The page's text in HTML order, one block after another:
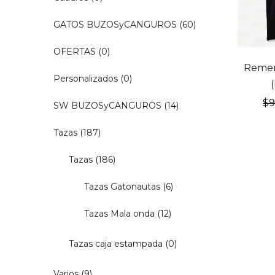
20%
$
GATOS BUZOSyCANGUROS (60)
OFERTAS (0)
Personalizados (0)
SW BUZOSyCANGUROS (14)
Tazas (187)
Tazas (186)
Tazas Gatonautas (6)
Tazas Mala onda (12)
Tazas caja estampada (0)